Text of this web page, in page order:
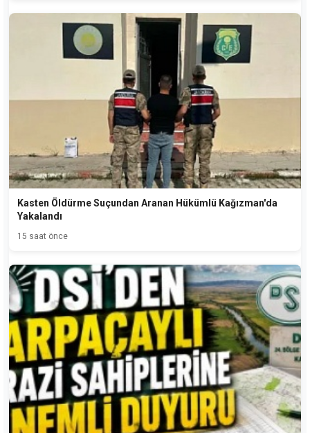
Kasten Öldürme Suçundan Aranan Hükümlü Kağızman'da
Yakalandı
15 saat önce